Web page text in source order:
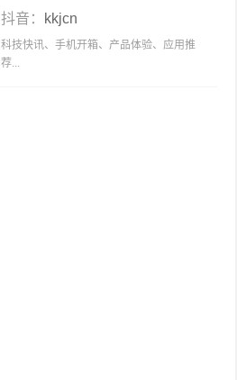
抖音： kkjcn
科技快讯、手机开箱、产品体验、应用推
荐...